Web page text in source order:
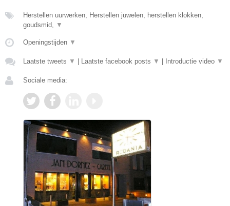
Herstellen uurwerken, Herstellen juwelen, herstellen klokken,
goudsmid, ▼
Openingstijden ▼
Laatste tweets ▼ Laatste facebook posts ▼ Introductie video ▼
Sociale media: